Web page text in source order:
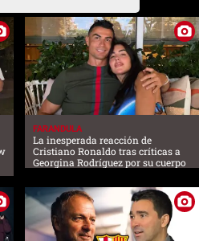
FARANDULA
La inesperada reacción de
Cristiano Ronaldo tras críticas a
Georgina Rodríguez por su cuerpo